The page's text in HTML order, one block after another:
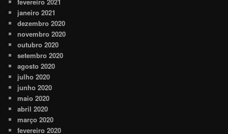
janeiro 2021
dezembro 2020
novembro 2020
outubro 2020
setembro 2020
agosto 2020
julho 2020
junho 2020
maio 2020
abril 2020
março 2020
fevereiro 2020